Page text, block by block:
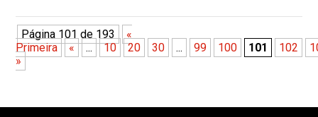
Página 101 de 193
«
Primeira
« ... 10 20 30 ... 99 100 101 102
»